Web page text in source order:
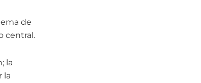
de
central.
la
la